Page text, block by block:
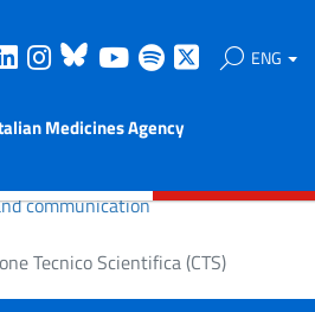
Linkedin
Instagram
Bluesky
Youtube
Spotify ENG
Medicines Agency
communication
Tecnico Scientifica (CTS)